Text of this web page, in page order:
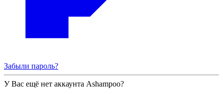
Забыли пароль?
У Вас ещё нет аккаунта Ashampoo?